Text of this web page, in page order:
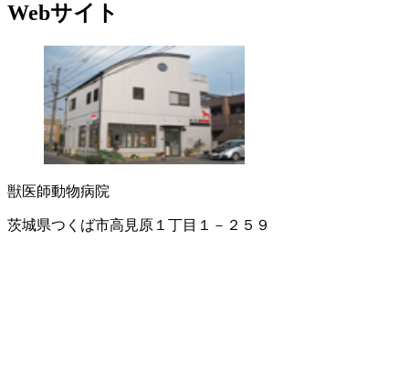
Webサイト
獣医師動物病院
茨城県つくば市高見原１丁目１－２５９